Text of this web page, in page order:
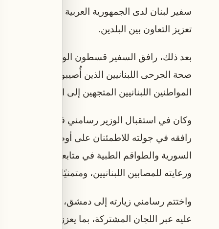
سفير لبنان لدى الجمهورية العربية السورية
تعزيز التعاون بين البلدين.
بعد ذلك، رافق السفير قسطون الوزير رسامني
صحة الجرحى اللبنانيين الذين أُصيبوا في حادث
المواطنين اللبنانيين المتجهين إلى المملكة العربية
وكان في استقبال الوزير رسامني في المستشفى
رافقه في جولته للاطمئنان على أوضاع المصابين.
السورية والطواقم الطبية في متابعة الحالات،
ورعايته للمصابين اللبنانيين، ومتمنيًا للجرحى
واختتم رسامني زيارته إلى دمشق، بالتأكيد أن
عليه عبر اللجان المشتركة، بما يعزز التعاون بين